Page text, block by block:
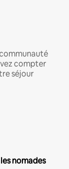
compter
séjour
nomades